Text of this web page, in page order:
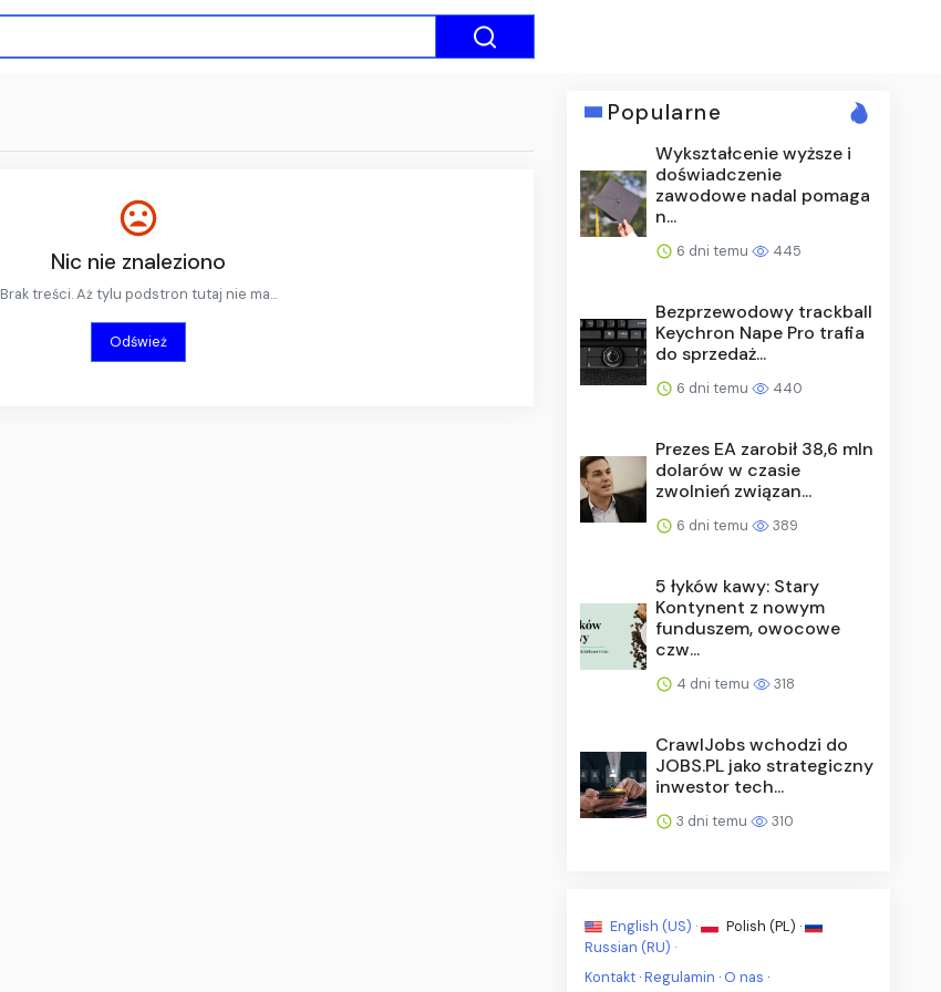
Nic nie znaleziono
Brak treści. Aż tylu podstron tutaj nie ma...
Odśwież
Popularne
Wykształcenie wyższe i
doświadczenie
zawodowe nadal pomaga
n...
6 dni temu 445
Bezprzewodowy trackball
Keychron Nape Pro trafia
do sprzedaż...
6 dni temu 440
Prezes EA zarobił 38,6 mln
dolarów w czasie
zwolnień związan...
6 dni temu 389
5 łyków kawy: Stary
Kontynent z nowym
funduszem, owocowe
czw...
4 dni temu 318
CrawlJobs wchodzi do
JOBS.PL jako strategiczny
inwestor tech...
3 dni temu 310
English (US) ·
Polish (PL) ·
Russian (RU) ·
Kontakt ·Regulamin · O nas ·